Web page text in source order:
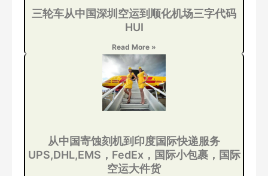
三轮车从中国深圳空运到顺化机场三字代码
HUI
Read More »
从中国寄蚀刻机到印度国际快递服务
UPS,DHL,EMS，FedEx，国际小包裹，国际
空运大件货